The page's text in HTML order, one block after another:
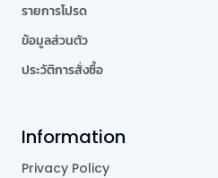
รายการโปรด
ข้อมูลส่วนตัว
ประวัติการสั่งซื้อ
Information
Privacy Policy